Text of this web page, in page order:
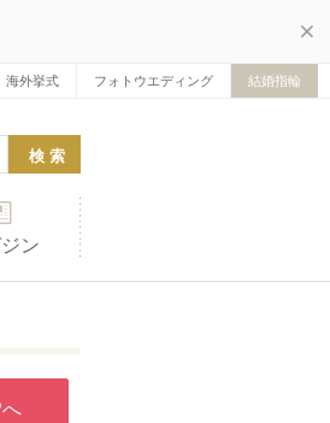
海外挙式 フォトウエディング 結婚指輪
ン